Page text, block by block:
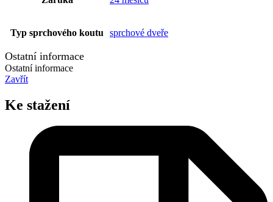
Typ sprchového koutu sprchové dveře
Ostatní informace
Ostatní informace
Zavřít
Ke stažení